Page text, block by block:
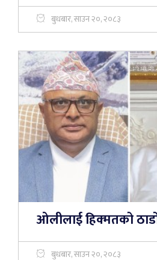
बुधबार, साउन २०, २०८३
ओलीलाई हिक्मतको
बुधबार, साउन २०, २०८३